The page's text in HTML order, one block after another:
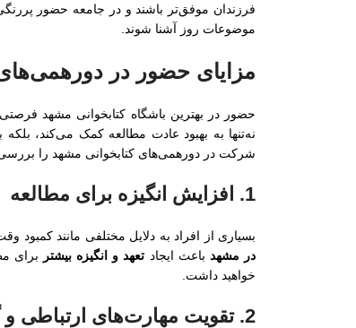
فرزندان موفق‌تر باشند و در جامعه حضور
موضوعات روز آشنا شوند.
مزایای حضور در
حضور در بهترین باشگاه کتابخوانی مشهد
نه‌تنها به بهبود عادت مطالعه کمک می‌کند،
شرکت در دورهمی‌های کتابخوانی مشهد را
1. افزایش انگیزه برای مطالعه
بسیاری از افراد به دلایل مختلفی مانند
در مشهد باعث ایجاد تعهد و انگیزه بیشتر
برای
خواهید داشت.
2. تقویت مهارت‌های ارتباطی و گفتگو با شرکت در دورهمی کتابخوانی مشهد